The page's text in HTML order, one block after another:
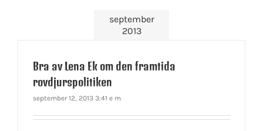
september
2013
Bra av Lena Ek om den framtida
rovdjurspolitiken
september 12, 2013 3:41 e m